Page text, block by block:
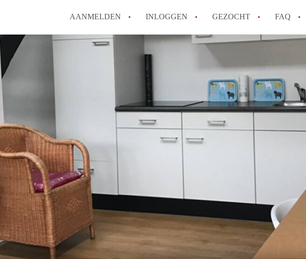
AANMELDEN INLOGGEN GEZOCHT FAQ
How to translate AppartementMaastricht!
Wat is AppartementMaastricht?
Hoeveel kost het om te reageren op een
Wat is de privacyverklaring van
Berekent AppartementMaastricht
makelaarsvergoeding/